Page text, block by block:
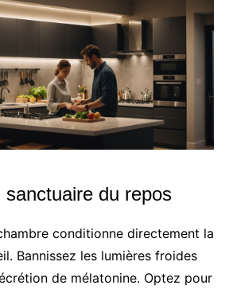
sanctuaire du repos
conditionne directement la
Bannissez les lumières froides
de mélatonine. Optez pour